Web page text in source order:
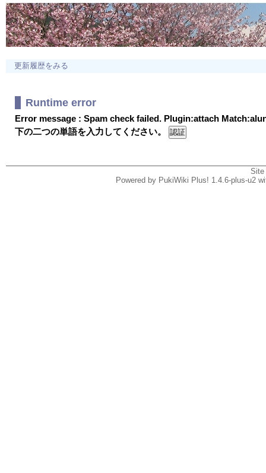
更新履歴をみる
Runtime error
Error message : Spam check failed. Plugin:attach
下の二つの単語を入力してください。
Powered by PukiWiki Plus! 1.4.6-plus-u2